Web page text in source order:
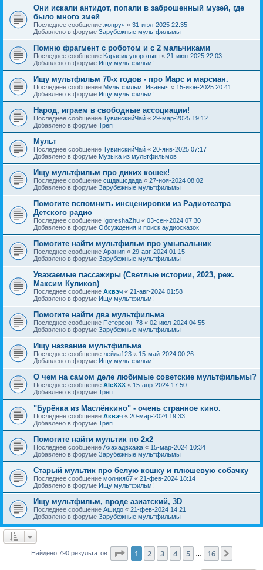
Они искали антидот, попали в заброшенный музей, где
было много змей
Последнее сообщение жопруч « 31-июл-2025 22:35
Добавлено в форуме Зарубежные мультфильмы
Помню фрагмент с роботом и с 2 мальчиками
Последнее сообщение Карасик упоротыш « 21-июн-2025 22:03
Добавлено в форуме Ищу мультфильм!
Ищу мультфильм 70-х годов - про Марс и марсиан.
Последнее сообщение Мультфильм_Иваныч « 15-июн-2025 20:41
Добавлено в форуме Ищу мультфильм!
Народ, играем в свободные ассоциации!
Последнее сообщение ТувинскийЧай « 29-мар-2025 19:12
Добавлено в форуме Трёп
Мульт
Последнее сообщение ТувинскийЧай « 20-янв-2025 07:17
Добавлено в форуме Музыка из мультфильмов
Ищу мультфильм про диких кошек!
Последнее сообщение сщдащсдада « 27-ноя-2024 08:02
Добавлено в форуме Зарубежные мультфильмы
Помогите вспомнить инсценировки из Радиотеатра
Детского радио
Последнее сообщение IgoreshaZhu « 03-сен-2024 07:30
Добавлено в форуме Обсуждения и поиск аудиосказок
Помогите найти мультфильм про умывальник
Последнее сообщение Арания « 29-авг-2024 01:15
Добавлено в форуме Зарубежные мультфильмы
Уважаемые пассажиры (Светлые истории, 2023, реж.
Максим Куликов)
Последнее сообщение Аквэч « 21-авг-2024 01:58
Добавлено в форуме Ищу мультфильм!
Помогите найти два мультфильма
Последнее сообщение Петерсон_78 « 02-июл-2024 04:55
Добавлено в форуме Зарубежные мультфильмы
Ищу название мультфильма
Последнее сообщение лейла123 « 15-май-2024 00:26
Добавлено в форуме Ищу мультфильм!
О чем на самом деле любимые советские мультфильмы?
Последнее сообщение AleXXX « 15-апр-2024 17:50
Добавлено в форуме Трёп
"Бурёнка из Маслёнкино" - очень странное кино.
Последнее сообщение Аквэч « 20-мар-2024 19:33
Добавлено в форуме Трёп
Помогите найти мультик по 2х2
Последнее сообщение Ахахадвхажа « 15-мар-2024 10:34
Добавлено в форуме Зарубежные мультфильмы
Старый мультик про белую кошку и плюшевую собачку
Последнее сообщение молния67 « 21-фев-2024 18:14
Добавлено в форуме Ищу мультфильм!
Ищу мультфильм, вроде азиатский, 3D
Последнее сообщение Ашидо « 21-фев-2024 14:21
Добавлено в форуме Зарубежные мультфильмы
Найдено 790 результатов Страница из 16
1 2 3 4 5 16